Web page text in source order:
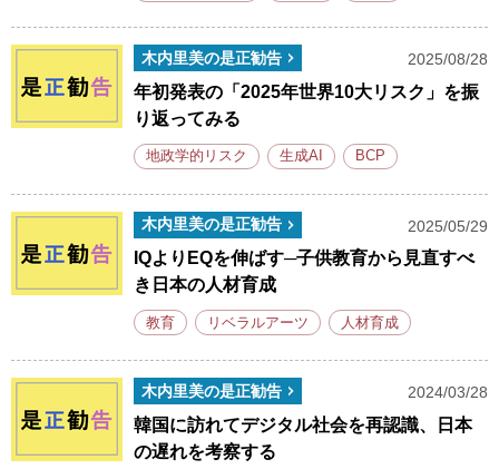
木内里美の是正勧告 2025/08/28
年初発表の「2025年世界10大リスク」を振
り返ってみる
地政学的リスク 生成AI BCP
木内里美の是正勧告 2025/05/29
IQよりEQを伸ばす─子供教育から見直すべ
き日本の人材育成
教育 リベラルアーツ 人材育成
木内里美の是正勧告 2024/03/28
韓国に訪れてデジタル社会を再認識、日本
の遅れを考察する